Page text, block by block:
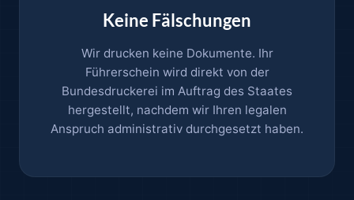
Keine Fälschungen
Wir drucken keine Dokumente. Ihr
Führerschein wird direkt von der
Bundesdruckerei im Auftrag des Staates
hergestellt, nachdem wir Ihren legalen
Anspruch administrativ durchgesetzt haben.